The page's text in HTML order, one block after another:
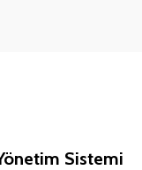
Sistemi